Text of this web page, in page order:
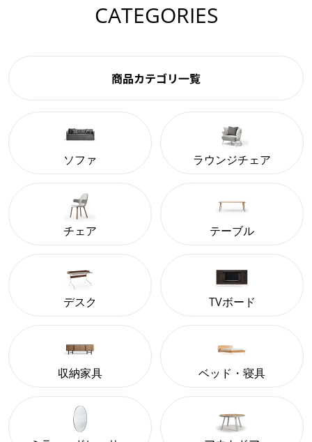
CATEGORIES
商品カテゴリ一覧
ソファ ラウンジチェア
チェア テーブル
デスク TVボード
収納家具 ベッド・寝具